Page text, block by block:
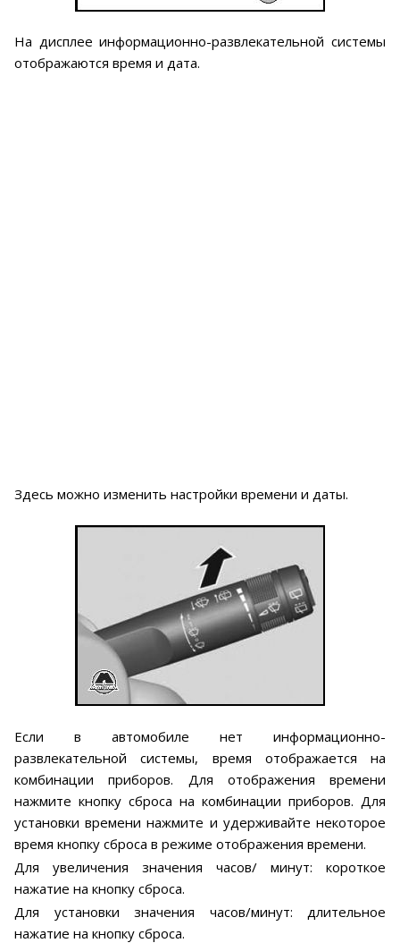
На дисплее информационно-развлекательной системы
отображаются время и дата.
Здесь можно изменить настройки времени и даты.
Если в автомобиле нет информационно-
развлекательной системы, время отображается на
комбинации приборов. Для отображения времени
нажмите кнопку сброса на комбинации приборов. Для
установки времени нажмите и удерживайте некоторое
время кнопку сброса в режиме отображения времени.
Для увеличения значения часов/ минут: короткое
нажатие на кнопку сброса.
Для установки значения часов/минут: длительное
нажатие на кнопку сброса.